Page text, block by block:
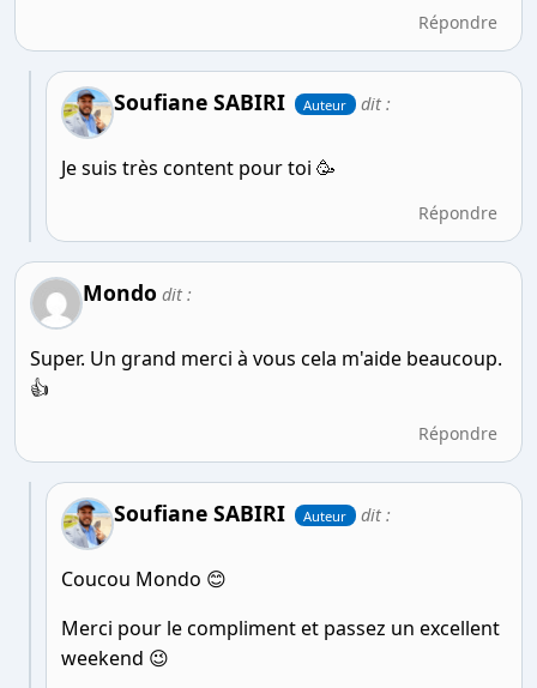
Répondre
Soufiane SABIRI Auteur dit :
Je suis très content pour toi 🥳
Répondre
Mondo dit :
Super. Un grand merci à vous cela m'aide beaucoup.
👍
Répondre
Soufiane SABIRI Auteur dit :
Coucou Mondo 😊
Merci pour le compliment et passez un excellent
weekend 😉